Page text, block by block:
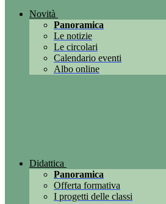
Novità
Panoramica
Le notizie
Le circolari
Calendario eventi
Albo online
Didattica
Panoramica
Offerta formativa
I progetti delle classi